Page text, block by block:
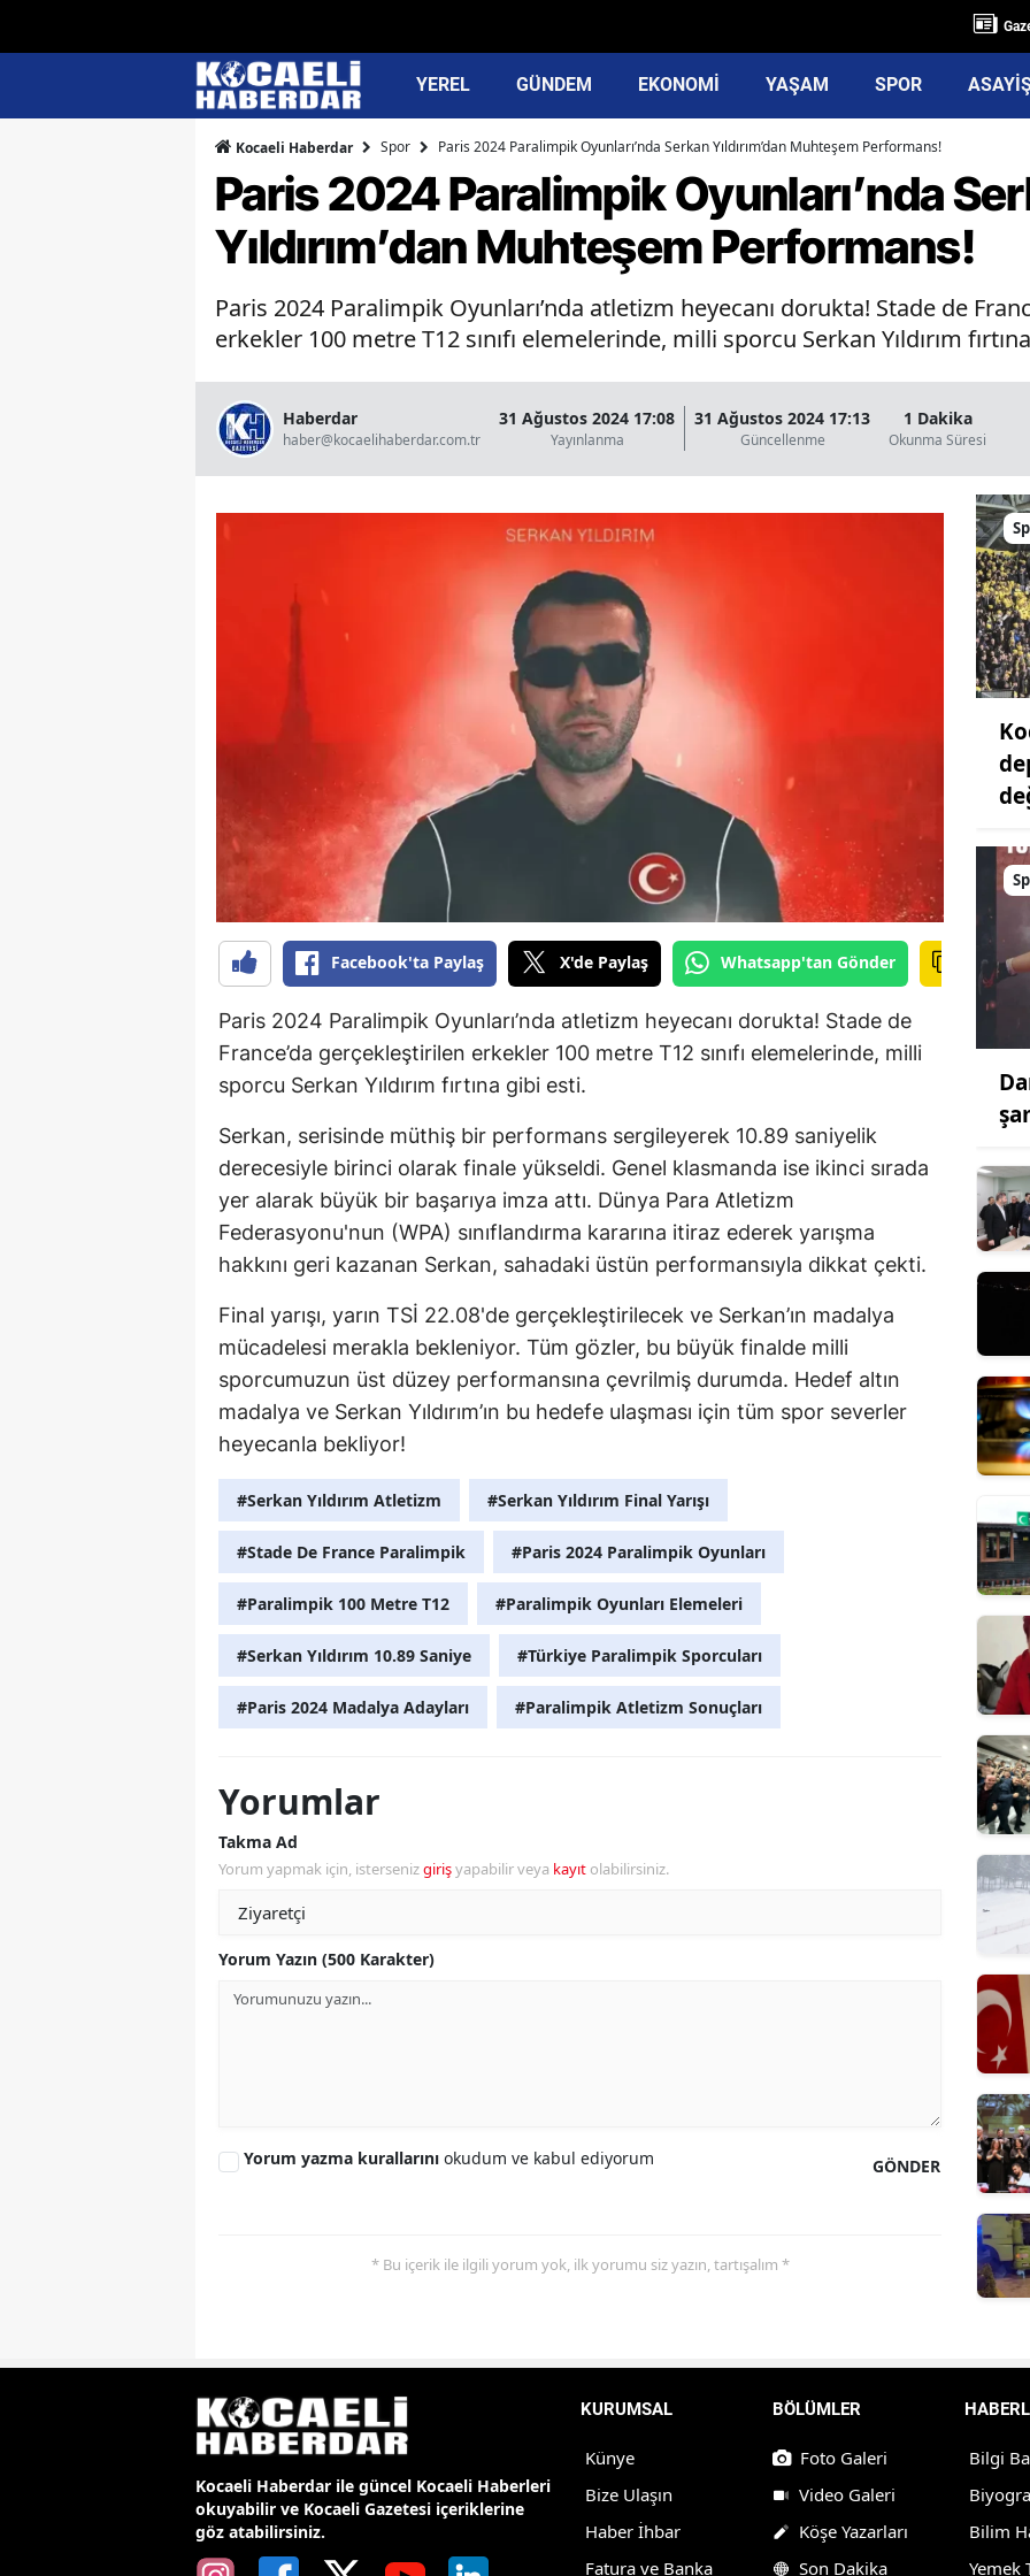
YEREL GÜNDEM EKONOMİ YAŞAM SPOR
Kocaeli Haberdar Spor Paris 2024 Paralimpik Oyunları’nda Serkan Yıldırım’dan Muhteşem Performans!
Paris 2024 Paralimpik Oyunları’nda
Yıldırım’dan Muhteşem Performans!
Paris 2024 Paralimpik Oyunları’nda atletizm heyecanı dorukta! Stade de
erkekler 100 metre T12 sınıfı elemelerinde, milli sporcu Serkan Yıldırım
Haberdar
haber@kocaelihaberdar.com.tr
31 Ağustos 2024 17:08
Yayınlanma
31 Ağustos 2024 17:13
Güncellenme
1 Dakika
Okunma Süresi
Facebook'ta Paylaş X'de Paylaş Whatsapp'tan Gönder
Paris 2024 Paralimpik Oyunları’nda atletizm heyecanı dorukta! Stade de
France’da gerçekleştirilen erkekler 100 metre T12 sınıfı elemelerinde, milli
sporcu Serkan Yıldırım fırtına gibi esti.
Serkan, serisinde müthiş bir performans sergileyerek 10.89 saniyelik
derecesiyle birinci olarak finale yükseldi. Genel klasmanda ise ikinci sırada
yer alarak büyük bir başarıya imza attı. Dünya Para Atletizm
Federasyonu'nun (WPA) sınıflandırma kararına itiraz ederek yarışma
hakkını geri kazanan Serkan, sahadaki üstün performansıyla dikkat çekti.
Final yarışı, yarın TSİ 22.08'de gerçekleştirilecek ve Serkan’ın madalya
mücadelesi merakla bekleniyor. Tüm gözler, bu büyük finalde milli
sporcumuzun üst düzey performansına çevrilmiş durumda. Hedef altın
madalya ve Serkan Yıldırım’ın bu hedefe ulaşması için tüm spor severler
heyecanla bekliyor!
#Serkan Yıldırım Atletizm #Serkan Yıldırım Final Yarışı
#Stade De France Paralimpik #Paris 2024 Paralimpik Oyunları
#Paralimpik 100 Metre T12 #Paralimpik Oyunları Elemeleri
#Serkan Yıldırım 10.89 Saniye #Türkiye Paralimpik Sporcuları
#Paris 2024 Madalya Adayları #Paralimpik Atletizm Sonuçları
Yorumlar
Takma Ad
Yorum yapmak için, istersenizgirişyapabilir veya kayıt olabilirsiniz.
Yorum Yazın (500 Karakter)
GÖNDER
Yorum yazma kurallarını okudum ve kabul ediyorum
* Bu içerik ile ilgili yorum yok, ilk yorumu siz yazın, tartışalım *
Kocaeli Haberdar ile güncel Kocaeli Haberleri
okuyabilir ve Kocaeli Gazetesi içeriklerine
göz atabilirsiniz.
KURUMSAL
Künye
Bize Ulaşın
Haber İhbar
Fatura ve Banka
BÖLÜMLER
Foto Galeri
Video Galeri
Köşe Yazarları
Son Dakika
Bilgi
Bilim
Yemek